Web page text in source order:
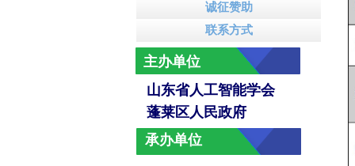
诚征赞助
联系方式
主办单位
山东省人工智能学会
蓬莱区人民政府
承办单位